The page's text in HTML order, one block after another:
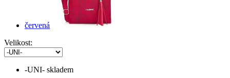
červená
Velikost:
-UNI- skladem